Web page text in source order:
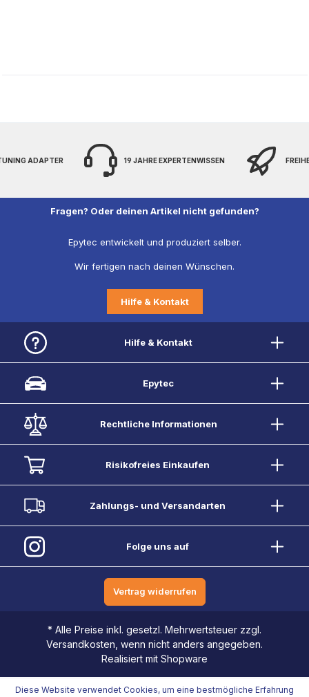
ADAPTER 19 JAHRE EXPERTENWISSEN
Fragen? Oder deinen Artikel nicht gefunden?
Epytec entwickelt und produziert selber.
Wir fertigen nach deinen Wünschen.
Hilfe & Kontakt
Hilfe & Kontakt
Epytec
Rechtliche Informationen
Risikofreies Einkaufen
Zahlungs- und Versandarten
Folge uns auf
Vertrag widerrufen
* Alle Preise inkl. gesetzl. Mehrwertsteuer zzgl.
Versandkosten, wenn nicht anders angegeben.
Realisiert mit Shopware
Diese Website verwendet Cookies, um eine bestmögliche Erfahrung